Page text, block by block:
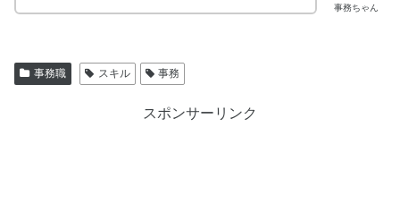
事務ちゃん
事務職 スキル 事務
スポンサーリンク